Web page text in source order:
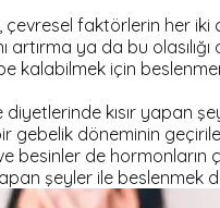
çevresel faktörlerin
ya da bu
kalabilmek için
kısır yapan
gebelik döneminin
de hormonların
şeyler ile beslenmek